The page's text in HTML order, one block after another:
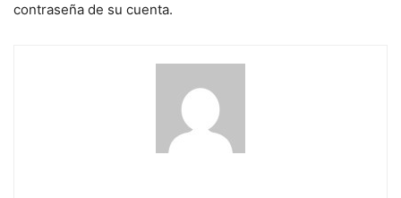
contraseña de su cuenta.